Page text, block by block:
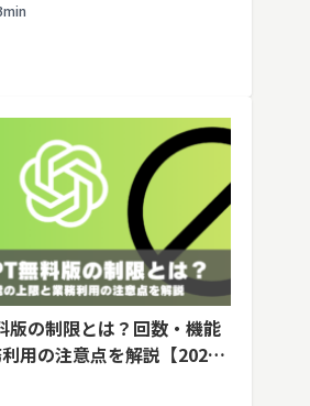
版の制限とは？回数・機能
用の注意点を解説【2026